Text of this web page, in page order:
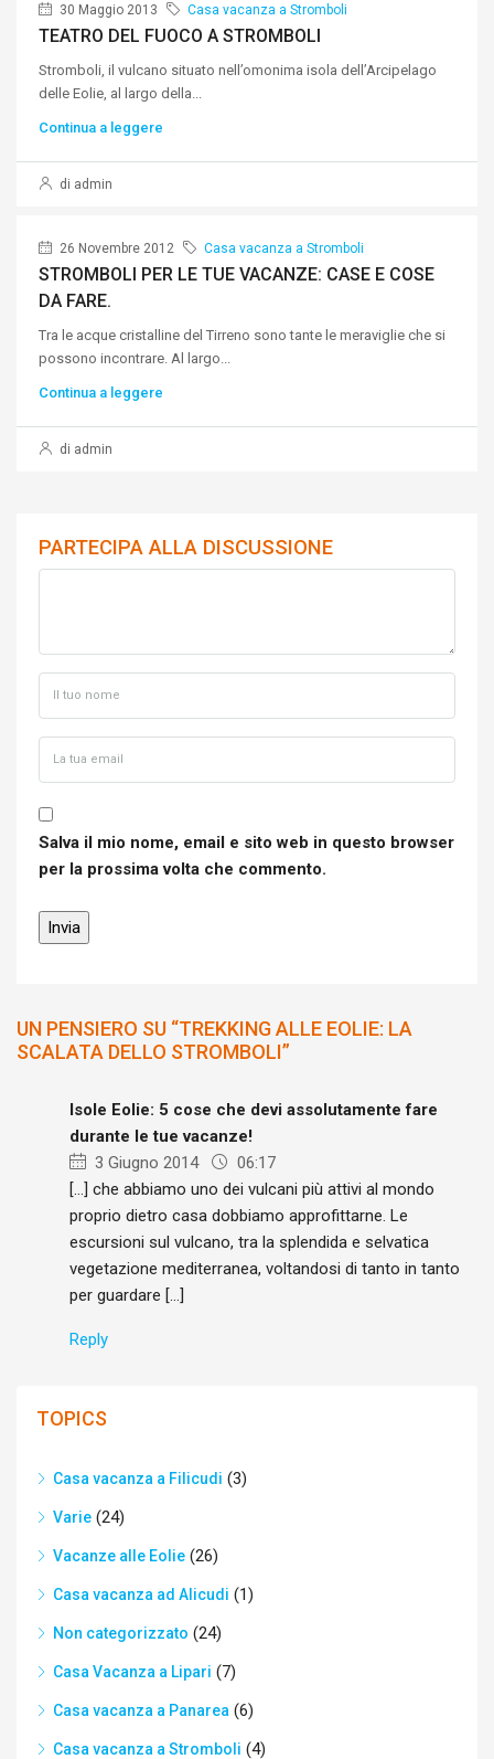
30 Maggio 2013 Casa vacanza a Stromboli
TEATRO DEL FUOCO A STROMBOLI
Stromboli, il vulcano situato nell’omonima isola dell’Arcipelago
delle Eolie, al largo della...
Continua a leggere
di admin
26 Novembre 2012 Casa vacanza a Stromboli
STROMBOLI PER LE TUE VACANZE: CASE E COSE
DA FARE.
Tra le acque cristalline del Tirreno sono tante le meraviglie che si
possono incontrare. Al largo...
Continua a leggere
di admin
PARTECIPA ALLA DISCUSSIONE
Salva il mio nome, email e sito web in questo browser
per la prossima volta che commento.
UN PENSIERO SU “TREKKING ALLE EOLIE: LA
SCALATA DELLO STROMBOLI”
Isole Eolie: 5 cose che devi assolutamente fare
durante le tue vacanze!
3 Giugno 2014
06:17
[…] che abbiamo uno dei vulcani più attivi al mondo
proprio dietro casa dobbiamo approfittarne. Le
escursioni sul vulcano, tra la splendida e selvatica
vegetazione mediterranea, voltandosi di tanto in tanto
per guardare […]
Reply
TOPICS
Casa vacanza a Filicudi (3)
Varie (24)
Vacanze alle Eolie (26)
Casa vacanza ad Alicudi (1)
Non categorizzato (24)
Casa Vacanza a Lipari (7)
Casa vacanza a Panarea (6)
Casa vacanza a Stromboli (4)